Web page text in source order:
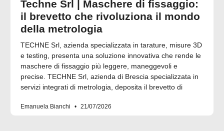
Techne Srl | Maschere di fissaggio:
il brevetto che rivoluziona il mondo
della metrologia
TECHNE Srl, azienda specializzata in tarature, misure 3D
e testing, presenta una soluzione innovativa che rende le
maschere di fissaggio più leggere, maneggevoli e
precise. TECHNE Srl, azienda di Brescia specializzata in
servizi integrati di metrologia, deposita il brevetto di
Emanuela Bianchi 21/07/2026